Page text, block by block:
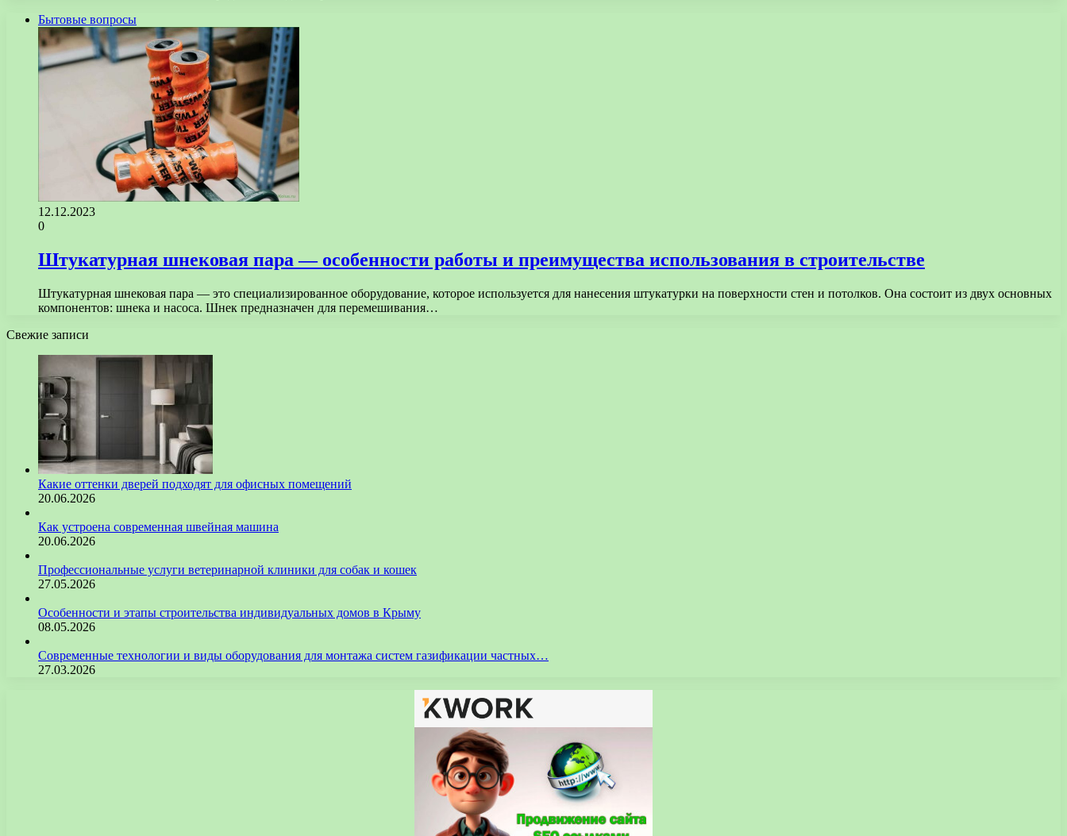
Бытовые вопросы
12.12.2023
0
Штукатурная шнековая пара — особенности работы и преимущества использования в строительстве
Штукатурная шнековая пара — это специализированное оборудование, которое используется для нанесения штукатурки на поверхности стен и потолков. Она состоит из двух основных
компонентов: шнека и насоса. Шнек предназначен для перемешивания…
Свежие записи
Какие оттенки дверей подходят для офисных помещений
20.06.2026
Как устроена современная швейная машина
20.06.2026
Профессиональные услуги ветеринарной клиники для собак и кошек
27.05.2026
Особенности и этапы строительства индивидуальных домов в Крыму
08.05.2026
Современные технологии и виды оборудования для монтажа систем газификации частных…
27.03.2026